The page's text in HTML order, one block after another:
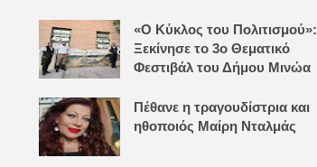
«Ο Κύκλος του Πολιτισμού»:
Ξεκίνησε το 3ο Θεματικό
Φεστιβάλ του Δήμου Μινώα
Πέθανε η τραγουδίστρια και
ηθοποιός Μαίρη Νταλμάς